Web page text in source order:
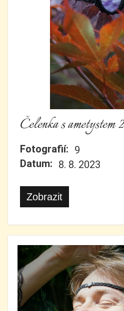
Čelenka s ametystem 2
Fotografií: 9
Datum: 8. 8. 2023
Zobrazit